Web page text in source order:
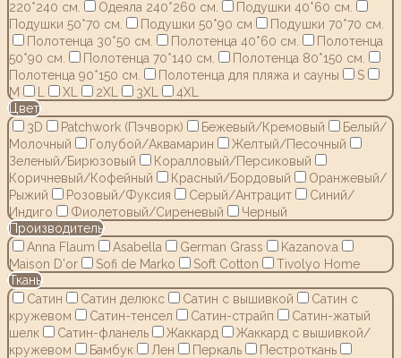
220*240 см.
Одеяла 240*260 см.
Подушки 40*60 см.
Подушки 50*70 см.
Подушки 50*90 см
Подушки 70*70 см.
Полотенца 30*50 см.
Полотенца 40*60 см.
Полотенца
50*90 см.
Полотенца 70*140 см.
Полотенца 80*150 см.
Полотенца 90*150 см.
Полотенца для пляжа и сауны
S
M
XL 2XL 3XL
4XL
Цвет
3D
Patchwork (Пэчворк) Бежевый/Кремовый
Белый/
Молочный
Голубой/Аквамарин
Желтый/Песочный
Зеленый/Бирюзовый
Коралловый/Персиковый
Коричневый/Кофейный
Красный/Бордовый
Оранжевый/
Рыжий
Розовый/Фуксия Серый/Антрацит
Синий/
Индиго
Фиолетовый/Сиреневый
Черный
Производитель
Anna Flaum
Asabella German Grass
Kazanov.a
Maison D'or
Sofi de Marko Soft Cotton
Tivolyo Home
Ткань
Сатин
Сатин делюкс Сатин с вышивкой
Сатин с
кружевом
Сатин-тенсел Сатин-страйп
Сатин-жатый
шелк
Сатин-фланель Жаккард
Жаккард с вышивкой/
кружевом
Бамбук Лен Перкаль
Пестроткань